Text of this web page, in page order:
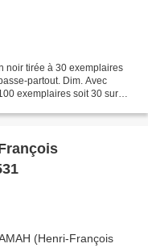
noir tirée à 30 exemplaires
partout. Dim. Avec
exemplaires soit 30 sur